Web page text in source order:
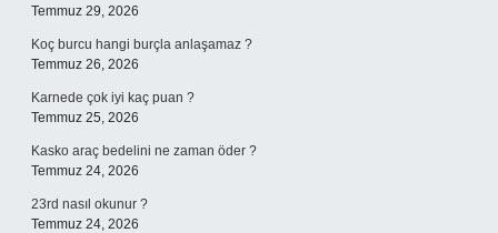
Temmuz 29, 2026
Koç burcu hangi burçla anlaşamaz ?
Temmuz 26, 2026
Karnede çok iyi kaç puan ?
Temmuz 25, 2026
Kasko araç bedelini ne zaman öder ?
Temmuz 24, 2026
23rd nasıl okunur ?
Temmuz 24, 2026